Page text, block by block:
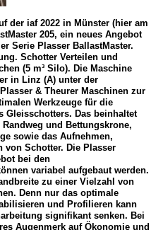
der iaf 2022 in Münster (hier am
205, ein neues Angebot
Serie Plasser BallastMaster.
Schotter Verteilen und
(5 m³ Silo). Die Maschine
in Linz (A) unter der
& Theurer Maschinen zur
Werkzeuge für die
Gleisschotters. Das beinhaltet
und Bettungskrone,
sowie das Aufnehmen,
von Schotter. Die Plasser
bei den
variabel aufgebaut werden.
zu einer Vielzahl von
Denn nur das optimale
und Profilieren kann
signifikant senken. Bei
Augenmerk auf Ökonomie und